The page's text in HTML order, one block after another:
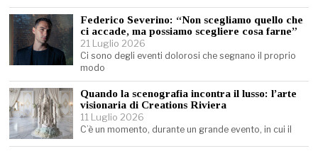
Federico Severino: “Non scegliamo quello che
ci accade, ma possiamo scegliere cosa farne”
21 Luglio 2026
Ci sono degli eventi dolorosi che segnano il proprio
modo
Quando la scenografia incontra il lusso: l’arte
visionaria di Creations Riviera
11 Luglio 2026
C’è un momento, durante un grande evento, in cui il